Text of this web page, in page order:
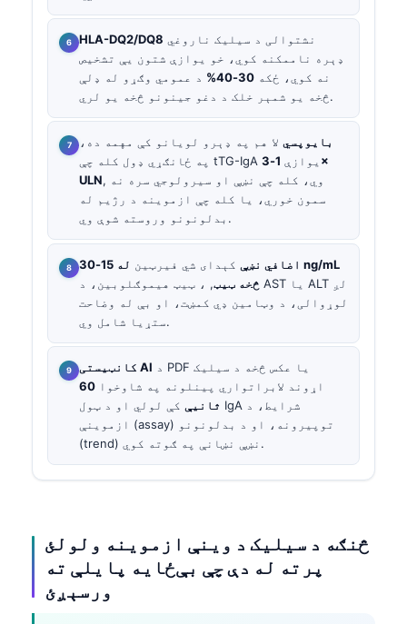
HLA-DQ2/DQ8
ډېره ناممکنه کوي، خو یوازې شتون یې تشخیص
نه کوي، ځکه 30-40%
د عمومي وګړو له ډلې
څخه یو شمېر خلک د دغو جینونو څخه یو لري.
بایوپسي لا هم په ډېرو لویانو کې مهمه ده،
په ځانګړي ډول کله چې tTG-IgA یوازې
1-3×
ULN, وي، کله چې نښې او سیرولوجي سره نه
سمون خوري، یا کله چې ازموینه د رژیم له
بدلونونو وروسته شوې وي.
اضافي نښې کېدای شي فیرټین
له 15-30 ng/mL
څخه ټیټ, ، ټیټ هیموګلوبین، د AST یا ALT لږ
لوړوالی، د وټامین ډي کمښت، او بې له وضاحت
ستړیا شامل وي.
کانټیستی AI
اړوند لابراتواري پینلونه په شاوخوا 60
ثانیې کې لولي او د ټول IgA شرایط، د
ازموینې (assay) توپیرونه، او د بدلونونو
(trend) نښې نښانې په ګوته کوي.
څنګه د سیلیک د وینې ازموینه ولولئ
پرته له دې چې بې‌ځایه پایلې ته
ورسېږئ